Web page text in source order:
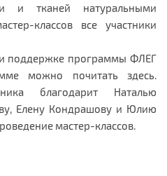
и тканей натуральными
классов все участники
поддержке программы ФЛЕГ
можно почитать здесь.
благодарит Наталью
Елену Кондрашову и Юлию
мастер-классов.